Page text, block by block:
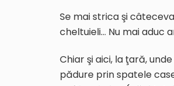
Se mai strica şi
cheltuieli… Nu mai aduc
Chiar şi aici, la ţară,
pădure prin spatele